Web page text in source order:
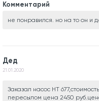
Комментарий
не понравился. но на то он и
Дед
21.01.2020
Заказал насос НТ
пересылом цена 2450